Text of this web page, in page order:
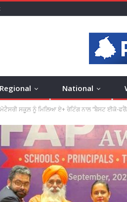
Regional National
ਸਕੂਲ਼ ਨੂੰ ਮਿਲਿਆ ਏ+ ਰੇਟਿੰਗ ਨਾਲ “ਬੈਸਟ ਈਕੋ-